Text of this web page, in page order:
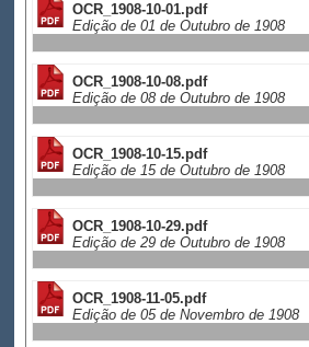
OCR_1908-10-01.pdf
Edição de 01 de Outubro de 1908
OCR_1908-10-08.pdf
Edição de 08 de Outubro de 1908
OCR_1908-10-15.pdf
Edição de 15 de Outubro de 1908
OCR_1908-10-29.pdf
Edição de 29 de Outubro de 1908
OCR_1908-11-05.pdf
Edição de 05 de Novembro de 1908